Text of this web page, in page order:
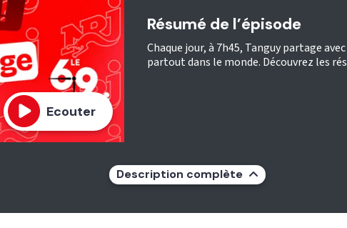
Ecouter
Résumé de l’épisode
Chaque jour, à 7h45, Tanguy partage
partout dans le monde. Découvrez les
Description complète